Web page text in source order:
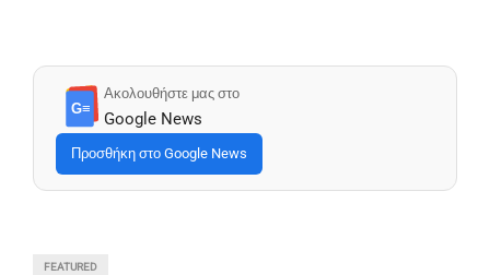
G≡
Ακολουθήστε μας στο
Google News
Προσθήκη στο Google News
FEATURED